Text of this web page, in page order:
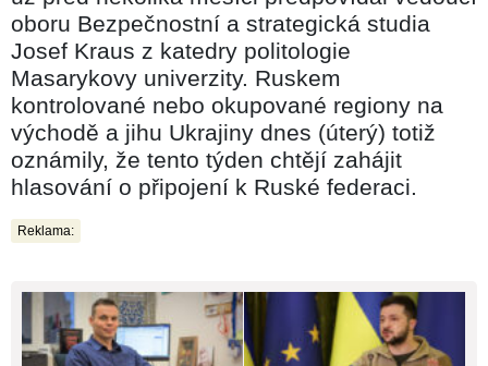
oboru Bezpečnostní a strategická studia
Josef Kraus z katedry politologie
Masarykovy univerzity. Ruskem
kontrolované nebo okupované regiony na
východě a jihu Ukrajiny dnes (úterý) totiž
oznámily, že tento týden chtějí zahájit
hlasování o připojení k Ruské federaci.
Reklama: